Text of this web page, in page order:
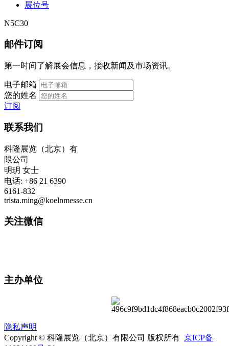
展位号
N5C30
邮件订阅
第一时间了解展会信息，接收新闻及市场资讯。
电子邮箱
您的姓名
订阅
联系我们
科隆展览（北京）有
限公司
明玥 女士
电话: +86 21 6390
6161-832
trista.ming@koelnmesse.cn
关注微信
主办单位
隐私声明
Copyright © 科隆展览（北京）有限公司 版权所有 京ICP备